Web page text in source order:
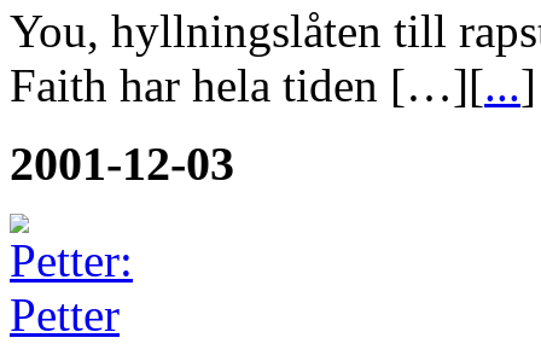
You, hyllningslåten till
Faith har hela tiden […][...]
2001-12-03